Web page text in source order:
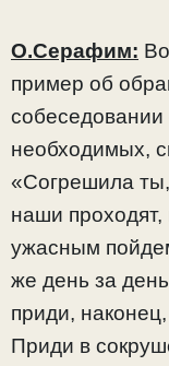
О.Серафим:
пример об
собеседовании
необходимых,
«Согрешила
наши
ужасным
же день за
приди,
Приди в